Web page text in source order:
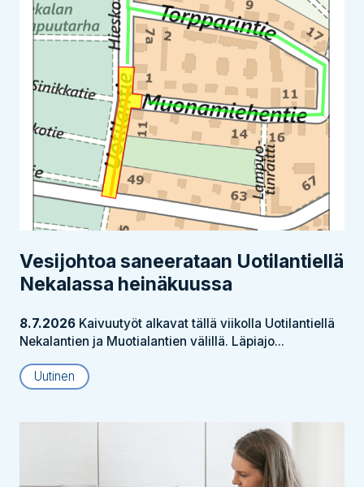
Vesijohtoa saneerataan Uotilantiellä
Nekalassa heinäkuussa
8.7.2026 Kaivuutyöt alkavat tällä viikolla Uotilantiellä
Nekalantien ja Muotialantien välillä. Läpiajo...
Uutinen